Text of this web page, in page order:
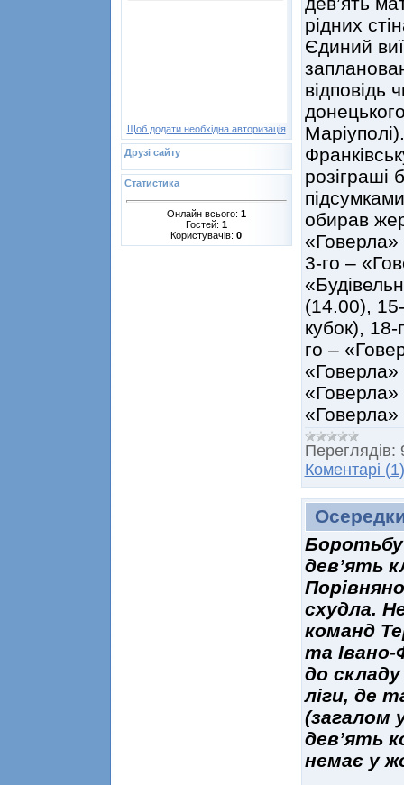
Щоб додати необхідна авторизація
Друзі сайту
Статистика
Онлайн всього: 1
Гостей: 1
Користувачів: 0
рідних
Єдиний
відповідь
розіграші
обирав
«Говерла»
3-го –
(14.00),
кубок),
го –
«Говерла»
Переглядів:
Коментарі (1)
дев’ять
схудла.
команд
та Івано-
до складу
ліги, де
(загалом
дев’ять
немає у